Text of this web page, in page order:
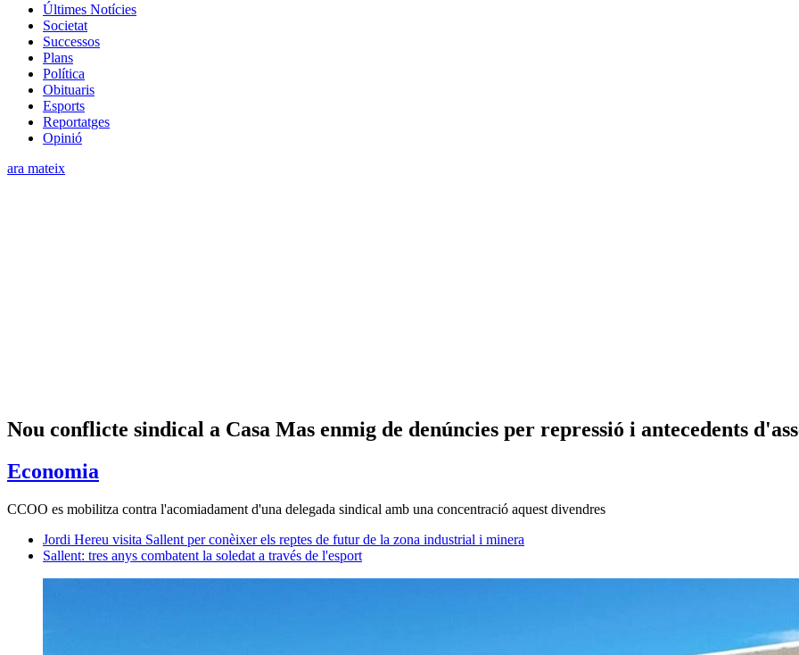
Últimes Notícies
Societat
Successos
Plans
Política
Obituaris
Esports
Reportatges
Opinió
ara mateix
Nou conflicte sindical a Casa Mas enmig de denúncies per repressió i antecedents
Economia
CCOO es mobilitza contra l'acomiadament d'una delegada sindical amb una concentració aquest divendres
Jordi Hereu visita Sallent per conèixer els reptes de futur de la zona industrial i minera
Sallent: tres anys combatent la soledat a través de l'esport